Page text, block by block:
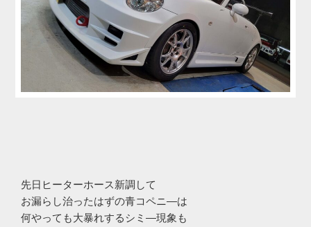
先日ヒーターホース新調して
お漏らし治ったはずの青コペニ―は
何やっても大暴れするシミ―現象も